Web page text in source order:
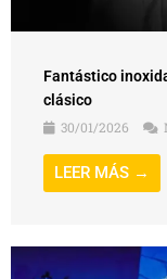
Fantástico
clásico
30/01/2026
LEER MÁS →